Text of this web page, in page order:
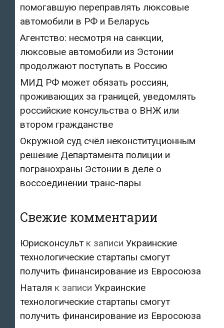
помогавшую переправлять люксовые
автомобили в РФ и Беларусь
Агентство: несмотря на санкции,
люксовые автомобили из Эстонии
продолжают поступать в Россию
МИД РФ может обязать россиян,
проживающих за границей, уведомлять
российские консульства о ВНЖ или
втором гражданстве
Окружной суд счёл неконституционным
решение Департамента полиции и
погранохраны Эстонии в деле о
воссоединении транс-пары
Свежие комментарии
Юрисконсульт к записи Украинские
технологические стартапы смогут
получить финансирование из Евросоюза
Наталя к записи Украинские
технологические стартапы смогут
получить финансирование из Евросоюза